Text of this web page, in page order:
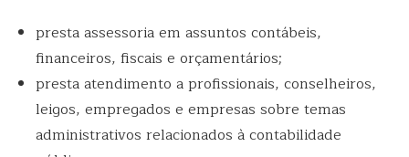
presta assessoria em assuntos contábeis,
financeiros, fiscais e orçamentários;
presta atendimento a profissionais, conselheiros,
leigos, empregados e empresas sobre temas
administrativos relacionados à contabilidade